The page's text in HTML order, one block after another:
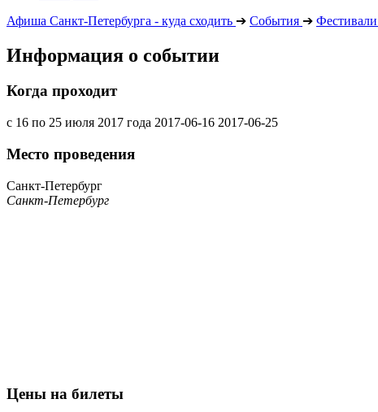
Афиша Санкт-Петербурга - куда сходить ➔ События ➔ Фестивали
Информация о событии
Когда проходит
с 16 по 25 июля 2017 года 2017-06-16 2017-06-25
Место проведения
Санкт-Петербург
Санкт-Петербург
Цены на билеты